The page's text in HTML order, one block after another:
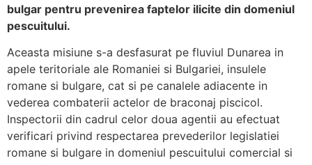
bulgar pentru prevenirea faptelor ilicite din domeniul
pescuitului.
Aceasta misiune s-a desfasurat pe fluviul Dunarea in
apele teritoriale ale Romaniei si Bulgariei, insulele
romane si bulgare, cat si pe canalele adiacente in
vederea combaterii actelor de braconaj piscicol.
Inspectorii din cadrul celor doua agentii au efectuat
verificari privind respectarea prevederilor legislatiei
romane si bulgare in domeniul pescuitului comercial si